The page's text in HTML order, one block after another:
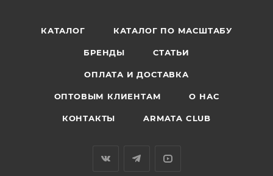
КАТАЛОГ КАТАЛОГ ПО МАСШТАБУ
БРЕНДЫ СТАТЬИ
ОПЛАТА И ДОСТАВКА
ОПТОВЫМ КЛИЕНТАМ О НАС
КОНТАКТЫ ARMATA CLUB